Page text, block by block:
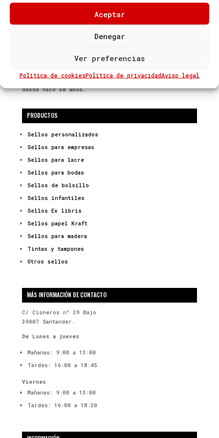
Aceptar
Denegar
Ver preferencias
Política de cookiesPolítica de privacidadAviso legal
Sellos de Caucho Charines
de Sellos en Caucho y Artículos para el Marcaje
desde hace50 años.
PRODUCTOS
Sellos personalizados
Sellos para empresas
Sellos para lacre
Sellos para bodas
Sellos de bolsillo
Sellos infantiles
Sellos Ex libris
Sellos papel Kraft
Sellos para madera
Tintas y tampones
Otros sellos
MÁS INFORMACIÓN DE CONTACTO
C/ Cisneros nº 39 Bajo
39007 Santander.
De Lunes a jueves
Mañanas: 9:00 a 13:00
Tardes: 16:00 a 18:45
Viernes
Mañanas: 9:00 a 13:00
Tardes: 16:00 a 18:30